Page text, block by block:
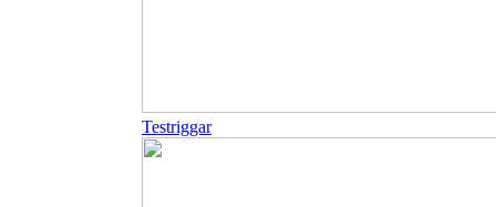
Testriggar